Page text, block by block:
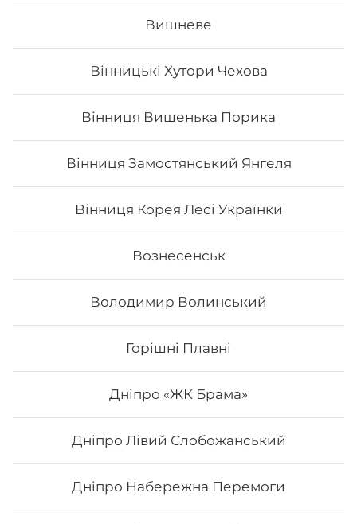
Вишневе
Вінницькі Хутори Чехова
Вінниця Вишенька Порика
Вінниця Замостянський Янгеля
Вінниця Корея Лесі Українки
Вознесенськ
Володимир Волинський
Горішні Плавні
Дніпро «ЖК Брама»
Дніпро Лівий Слобожанський
Дніпро Набережна Перемоги
Pepsi 0,75 л
0,75 л
₴
Pepsi 0.5 л